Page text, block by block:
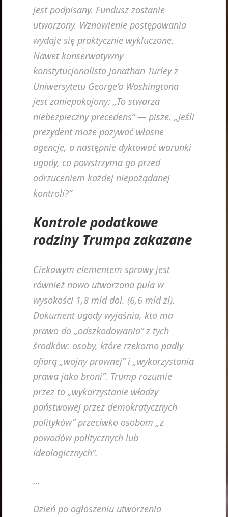
jest podpisany. Fundusz zostanie
utworzony. Wznowienie postępowania
wydaje się praktycznie wykluczone.
Nawet konserwatywny
konstytucjonalista Jonathan Turley z
Uniwersytetu George’a Washingtona
jest zaniepokojony: „To stwarza
niebezpieczny precedens” — pisze. „Jeśli
prezydent może pozywać własne
agencje, a następnie dyktować warunki
ugody, co powstrzyma go przed
odrzuceniem każdej niepożądanej
kontroli?”
Kontrole podatkowe
rodziny Trumpa zakazane
Ciekawym elementem sprawy jest
również nowo utworzona pula w
wysokości 1,8 mld dol. (6,6 mld zł).
Dokument ugody wyjaśnia, kto ma
prawo do „odszkodowania” z tych
środków: osoby, które rzekomo padły
ofiarą „wojny prawnej” i „wykorzystania
prawa jako broni”. Trump rozumie
przez to „wykorzystanie władzy
państwowej przez demokratycznych
polityków” przeciwko osobom „z
powodów politycznych lub
ideologicznych”.
…
Dzień po ogłoszeniu utworzenia